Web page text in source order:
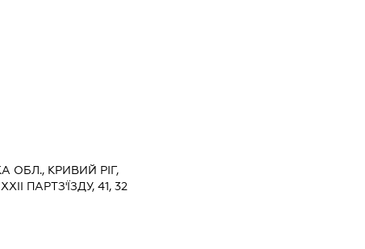
ОБЛ., КРИВИЙ РІГ,
ПАРТЗ'ЇЗДУ, 41, 32